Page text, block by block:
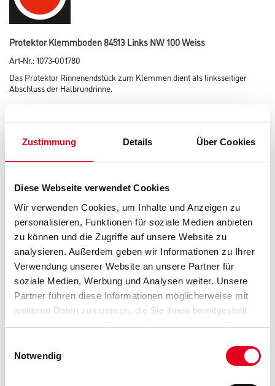
Zustimmung Details Über Cookies
Diese Webseite verwendet Cookies
Wir verwenden Cookies, um Inhalte und Anzeigen zu
personalisieren, Funktionen für soziale Medien anbieten
zu können und die Zugriffe auf unsere Website zu
analysieren. Außerdem geben wir Informationen zu Ihrer
Verwendung unserer Website an unsere Partner für
soziale Medien, Werbung und Analysen weiter. Unsere
Partner führen diese Informationen möglicherweise mit
weiteren Daten zusammen, die Sie ihnen bereitgestellt
haben oder die sie im Rahmen Ihrer Nutzung der Dienste
Notwendig
Protektor Klemmboden 84513 Links NW 100 Weiss
Art-Nr.:1073-001780
Das Protektor Rinnenendstück zum Klemmen dient als linksseitiger
Abschluss der Halbrundrinne.
Länge in centimeter
Breite in centimeter
Höhe in centimeter
Gebinde